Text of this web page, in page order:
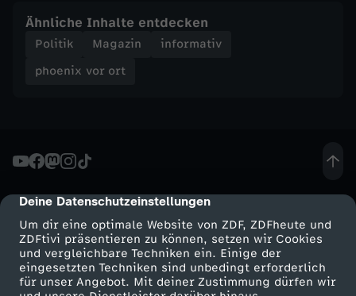
cmp-dialog-description
Deine Datenschutzeinstellungen
Um dir eine optimale Website von ZDF, ZDFheute und
ZDFtivi präsentieren zu können, setzen wir Cookies
und vergleichbare Techniken ein. Einige der
eingesetzten Techniken sind unbedingt erforderlich
für unser Angebot. Mit deiner Zustimmung dürfen wir
I
r
i
d
B
Ähnliche Inhalte entdecken
Politik Magazin
informativ
phoenix vor ort